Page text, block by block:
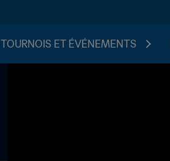
TOURNOIS ET ÉVÉNEMENTS